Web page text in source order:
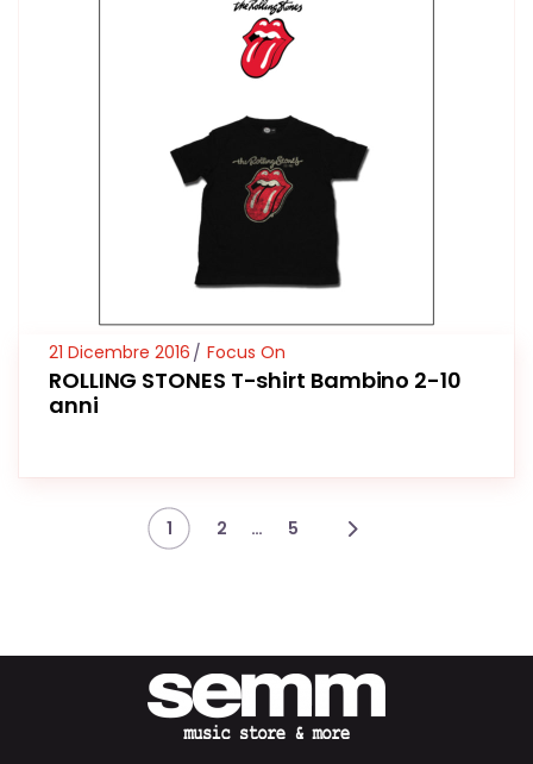
21 Dicembre 2016 Focus On
ROLLING STONES T-shirt Bambino 2-10
anni
1 2 … 5